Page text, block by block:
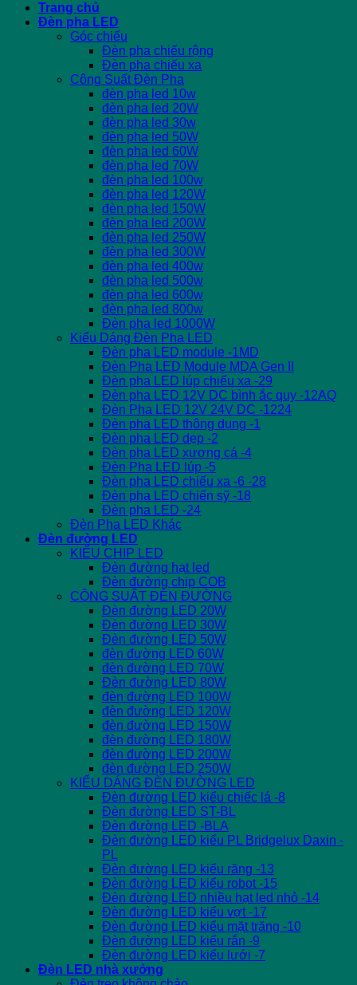
Trang chủ
Đèn pha LED
Góc chiếu
Đèn pha chiếu rộng
Đèn pha chiếu xa
Công Suất Đèn Pha
đèn pha led 10w
đèn pha led 20W
đèn pha led 30w
đèn pha led 50W
đèn pha led 60W
đèn pha led 70W
đèn pha led 100w
đèn pha led 120W
đèn pha led 150W
đèn pha led 200W
đèn pha led 250W
đèn pha led 300W
đèn pha led 400w
đèn pha led 500w
đèn pha led 600w
đèn pha led 800w
Đèn pha led 1000W
Kiểu Dáng Đèn Pha LED
Đèn pha LED module -1MD
Đèn Pha LED Module MDA Gen II
Đèn pha LED lúp chiếu xa -29
Đèn pha LED 12V DC bình ắc quy -12AQ
Đèn Pha LED 12V 24V DC -1224
Đèn pha LED thông dụng -1
Đèn pha LED dẹp -2
Đèn pha LED xương cá -4
Đèn Pha LED lúp -5
Đèn pha LED chiếu xa -6 -28
Đèn pha LED chiến sỹ -18
Đèn pha LED -24
Đèn Pha LED Khác
Đèn đường LED
KIỂU CHIP LED
Đèn đường hạt led
Đèn đường chip COB
CÔNG SUẤT ĐÈN ĐƯỜNG
Đèn đường LED 20W
Đèn đường LED 30W
Đèn đường LED 50W
đèn đường LED 60W
đèn đường LED 70W
Đèn đường LED 80W
đèn đường LED 100W
đèn đường LED 120W
đèn đường LED 150W
đèn đường LED 180W
đèn đường LED 200W
đèn đường LED 250W
KIỂU DÁNG ĐÈN ĐƯỜNG LED
Đèn đường LED kiểu chiếc lá -8
Đèn đường LED ST-BL
Đèn đường LED -BLA
Đèn đường LED kiểu PL Bridgelux Daxin -
PL
Đèn đường LED kiểu răng -13
Đèn đường LED kiểu robot -15
Đèn đường LED nhiều hạt led nhỏ -14
Đèn đường LED kiểu vợt -17
Đèn đường LED kiểu mặt trăng -10
Đèn đường LED kiểu rắn -9
Đèn đường LED kiểu lưới -7
Đèn LED nhà xưởng